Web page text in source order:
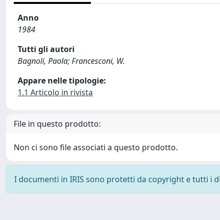
Anno
1984
Tutti gli autori
Bagnoli, Paola; Francesconi, W.
Appare nelle tipologie:
1.1 Articolo in rivista
File in questo prodotto:
Non ci sono file associati a questo prodotto.
I documenti in IRIS sono protetti da copyright e tutti i